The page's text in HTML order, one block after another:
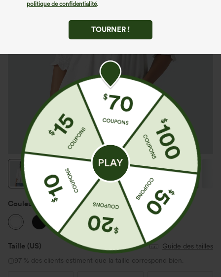
politique de confidentialité.
TOURNER !
Couleur Blanc
Taille (US)
Guide des tailles
97 % des clients estiment que la taille correspond bien.